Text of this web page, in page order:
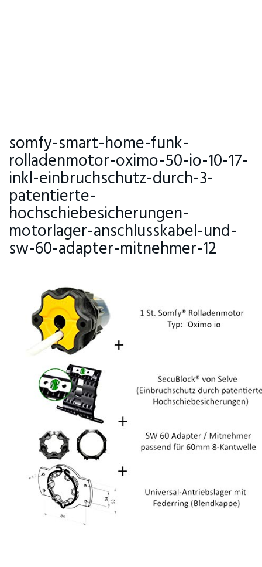
somfy-smart-home-funk-
rolladenmotor-oximo-50-io-10-17-
inkl-einbruchschutz-durch-3-
patentierte-
hochschiebesicherungen-
motorlager-anschlusskabel-und-
sw-60-adapter-mitnehmer-12